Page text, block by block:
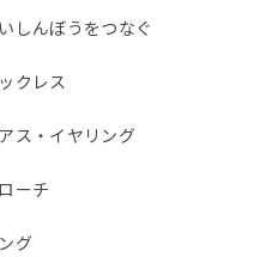
しんぼうをつなぐ
クレス
ス・イヤリング
ーチ
グ